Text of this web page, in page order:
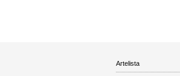
Artelista